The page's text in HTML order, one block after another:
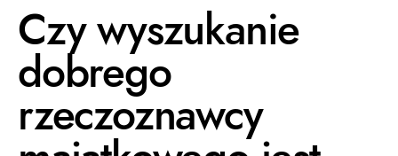
Czy wyszukanie
dobrego
rzeczoznawcy